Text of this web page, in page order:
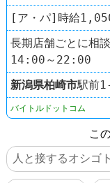
[ア・パ]時給
長期店舗ごとに相
14:00～22:00
新潟県柏崎市駅前
バイトルドットコム
こ
人と接するオシゴト